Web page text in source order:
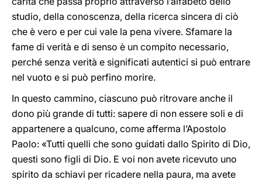
studio, della conoscenza, della ricerca sincera di ciò
che è vero e per cui vale la pena vivere. Sfamare la
fame di verità e di senso è un compito necessario,
perché senza verità e significati autentici si può entrare
nel vuoto e si può perfino morire.
In questo cammino, ciascuno può ritrovare anche il
dono più grande di tutti: sapere di non essere soli e di
appartenere a qualcuno, come afferma l’Apostolo
Paolo: «Tutti quelli che sono guidati dallo Spirito di Dio,
questi sono figli di Dio. E voi non avete ricevuto uno
spirito da schiavi per ricadere nella paura, ma avete